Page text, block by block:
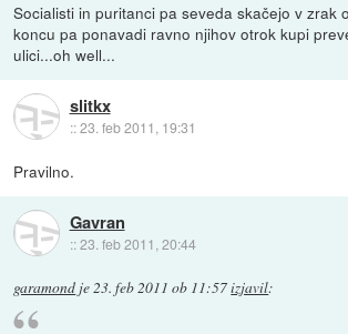
Socialisti in puritanci pa seveda skačejo v zrak
koncu pa ponavadi ravno njihov otrok kupi
ulici...oh well...
slitkx
::23. feb 2011, 19:31
Pravilno.
Gavran
::23. feb 2011, 20:44
garamond je23. feb 2011 ob 11:57izjavil: